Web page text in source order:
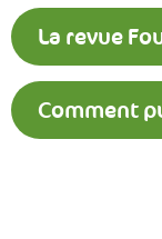
La revue
Comment